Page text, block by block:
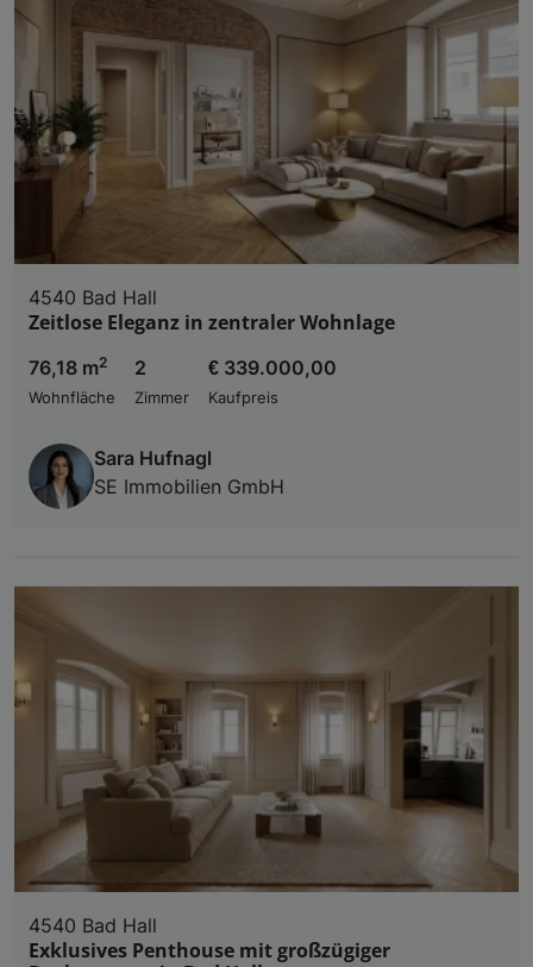
4540 Bad Hall
Zeitlose Eleganz in zentraler Wohnlage
76,18 m2
Wohnfläche
2
Zimmer
€ 339.000,00
Kaufpreis
Sara Hufnagl
SE Immobilien GmbH
4540 Bad Hall
Exklusives Penthouse mit großzügiger